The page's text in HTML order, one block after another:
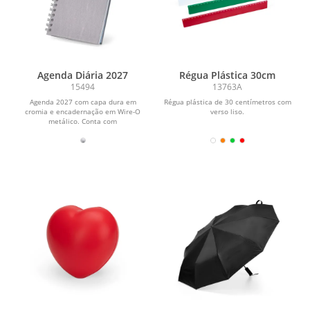
Agenda Diária 2027
15494
Agenda 2027 com capa dura em
cromia e encadernação em Wire-O
metálico. Conta com
dedicadas...
Régua Plástica 30cm
13763A
Régua plástica de 30 centímetros com
verso liso.